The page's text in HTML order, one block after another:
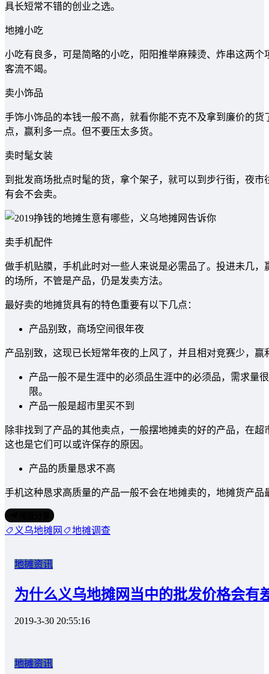
具长短常不错的创业之选。
地摊小吃
小吃有良多，可是简略的小吃，阳阳推举麻辣烫、炸串这两
客流不竭。
卖小饰品
手饰小饰品的本钱一般不高，就看你能不克不及拿到廉价的
点，赢利多一点。但不要压太多货。
卖时髦女装
到批发商场批点时髦的货，拿个架子，就可以到步行街，夜
有会不会卖。
卖手机配件
做手机贴膜，手机此时对一些人来说是必需品了。投进未几
的场所，不管是产品，仍是发卖方法。
最好卖的地摊货具有的特色重要有以下几点：
产品别致，商场空间很年夜
产品别致，这现已长短常年夜的上风了，并且相对竞赛少，赢
产品一般不是生涯中的必须品生涯中的必须品，需求量
限。
产品一般是超市里买不到
除非找到了产品的其他卖点，一般摆地摊卖的好的产品，在
这也是它们可以或许保存的原因。
产品的质量恳求不高
手机这种恳求高质量的产品一般不会在地摊卖的，地摊货产
义乌地摊网 地摊调查
地摊资讯
为什么义乌地摊网当中的批发价格会有
2019-3-30 20:55:16
地摊资讯